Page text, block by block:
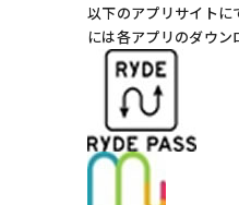
以下のアプリサイトに
には各アプリのダウン